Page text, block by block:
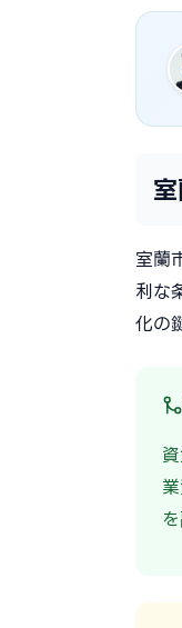
室蘭
利な
化の